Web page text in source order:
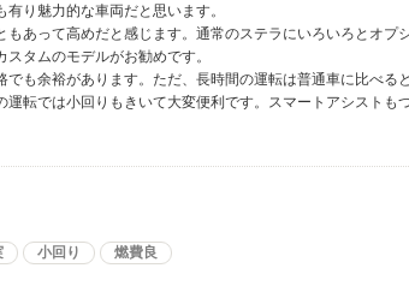
り魅力的な車両だと思います。
あって高めだと感じます。通常のステラにいろいろとオプ
タムのモデルがお勧めです。
も余裕があります。ただ、長時間の運転は普通車に比べる
転では小回りもきいて大変便利です。スマートアシストも
小回り 燃費良